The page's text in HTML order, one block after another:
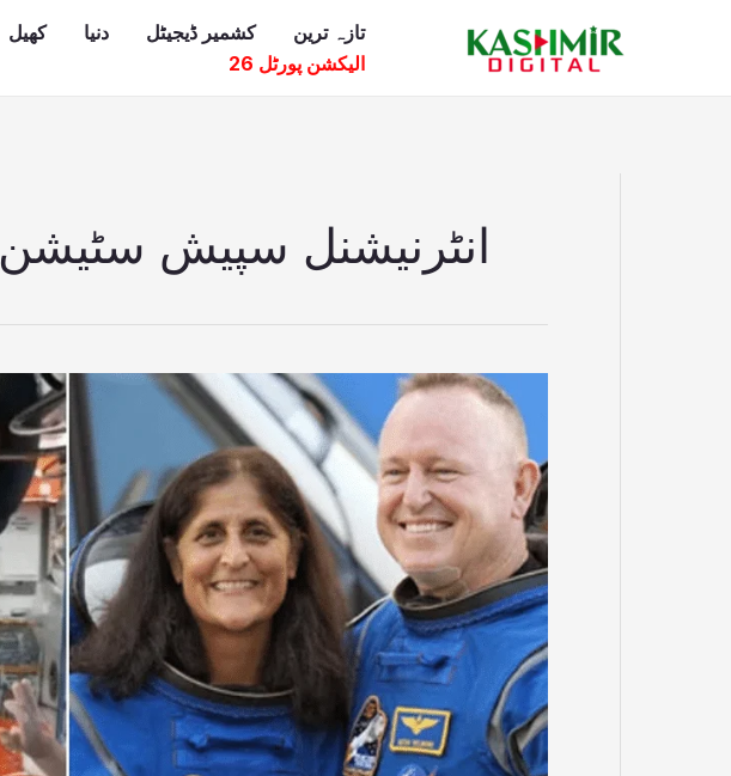
تازہ ترین کشمیر ڈیجیٹل دنیا کھیل
الیکشن پورٹل 26
انٹرنیشنل سپیش سٹیشن
انٹرنیشنل
اسپیس
سٹیشن
سے
پھنسے
2
خلا
باز
بحفاظت
زمین
پر
واپس